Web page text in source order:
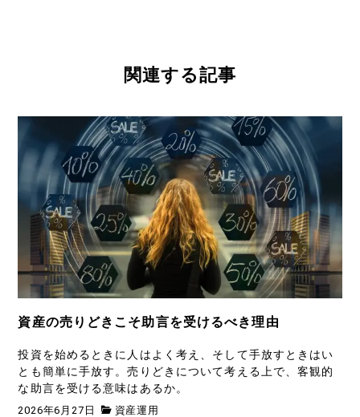
関連する記事
資産の売りどきこそ助言を受けるべき理由
投資を始めるときに人はよく考え、そして手放すときはい
とも簡単に手放す。売りどきについて考える上で、客観的
な助言を受ける意味はあるか。
2026年6月27日 資産運用